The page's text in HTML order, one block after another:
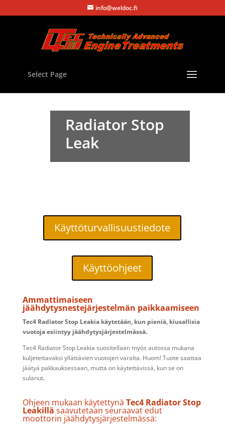
info@weldoc.fi
Select Page
Radiator Stop
Leak
Käyttöturvallisuustiedote
Käyttöohjeet
Ammattimaiseen
jäähdytysnestejärjestelmän paikkaamiseen
Tec4 Radiator Stop Leakia käytetään, kun pieniä, kiusallisia
vuotoja esiintyy jäähdytysjärjestelmässä.
Tec4 Radiator Stop Leakia suositellaan myös autossa mukana
kuljetettavaksi yllättävien vuotojen varalta. Huom! Tuote saattaa
jäätyä pakkauksessaan, mutta on käytettävissä, kun se on
sulanut.
Ohjeen mukaan käytettynä Tec4 Radiator Stop
Leakillä saavutetaan seuraavat edut
moottorin jäähdytysjärjestelmässä: